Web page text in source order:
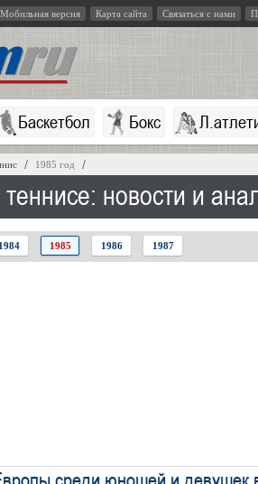
Мобильная версия Карта сайта Связаться с нами
Баскетбол Бокс
1985 год
новости и
1984 1985 1986 1987